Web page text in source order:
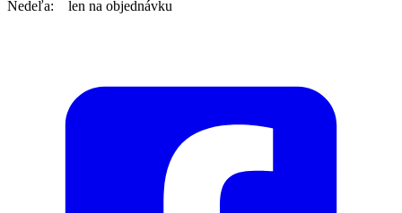
Nedeľa: len na objednávku